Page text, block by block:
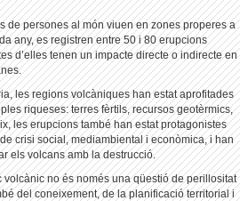
de persones al món viuen en zones properes a
any, es registren entre 50 i 80 erupcions
d’elles tenen un impacte directe o indirecte en
les regions volcàniques han estat aprofitades
riqueses: terres fèrtils, recursos geotèrmics,
les erupcions també han estat protagonistes
crisi social, mediambiental i econòmica, i han
els volcans amb la destrucció.
volcànic no és només una qüestió de perillositat
del coneixement, de la planificació territorial i